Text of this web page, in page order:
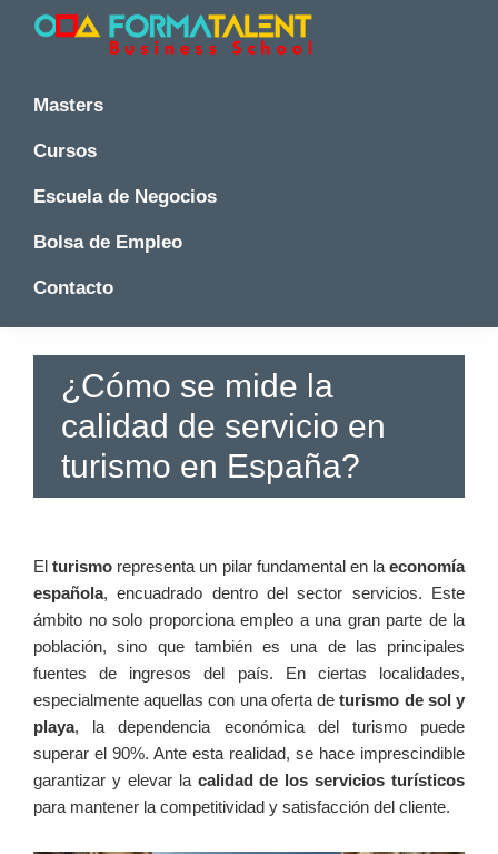
Saltar
Saltar
Saltar
principal
y
Master
en
Madrid
Formatalent
y
en
-
Formatalent
Masters
Cursos
Escuela de Negocios
Bolsa de Empleo
Contacto
¿Cómo se mide la
calidad de servicio en
turismo en España?
Elturismo representa un pilar fundamental en la economía
española, encuadrado dentro del sector servicios. Este
ámbito no solo proporciona empleo a una gran parte de la
población, sino que también es una de las principales
fuentes de ingresos del país. En ciertas localidades,
especialmente aquellas con una oferta deturismo de sol y
playa, la dependencia económica del turismo puede
superar el 90%. Ante esta realidad, se hace imprescindible
garantizar y elevar la calidad de los servicios turísticos
para mantener la competitividad y satisfacción del cliente.